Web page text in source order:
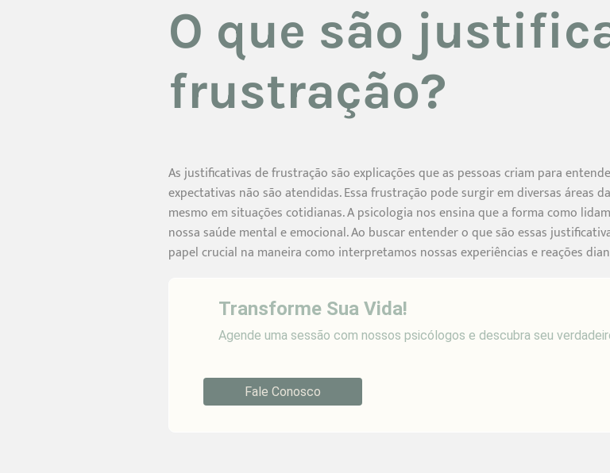
O que são
frustração?
As justificativas de frustração são explicações que as pessoas criam para
expectativas não são atendidas. Essa frustração pode surgir em diversas áreas
mesmo em situações cotidianas. A psicologia nos ensina que a forma como
nossa saúde mental e emocional. Ao buscar entender o que são essas
papel crucial na maneira como interpretamos nossas experiências e reações
Transforme Sua Vida!
Agende uma sessão com nossos psicólogos e descubra seu
Fale Conosco